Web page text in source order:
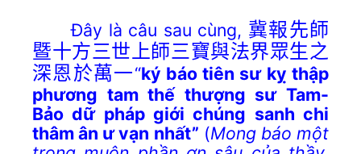
Đây là câu sau cùng, 冀報先師
暨十方三世上師三寶與法界眾生之
深恩於萬一“ký báo tiên sư kỵ thập
phương tam thế thượng sư Tam-
Bảo dữ pháp giới chúng sanh chi
thâm ân ư vạn nhất” (Mong báo một